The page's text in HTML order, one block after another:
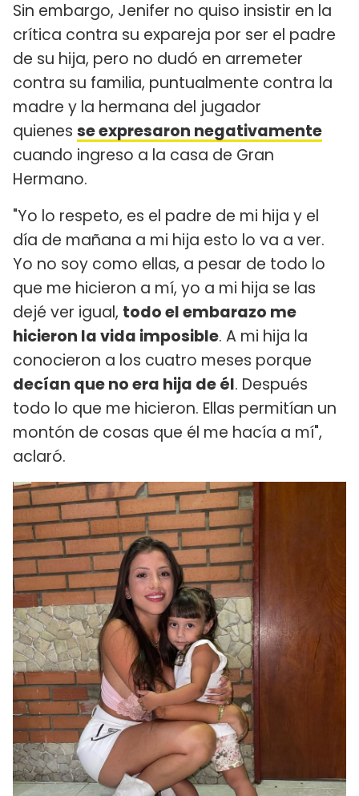
Sin embargo, Jenifer no quiso insistir en la
crítica contra su expareja por ser el padre
de su hija, pero no dudó en arremeter
contra su familia, puntualmente contra la
madre y la hermana del jugador
quienes se expresaron negativamente
cuando ingreso a la casa de Gran
Hermano.
"Yo lo respeto, es el padre de mi hija y el
día de mañana a mi hija esto lo va a ver.
Yo no soy como ellas, a pesar de todo lo
que me hicieron a mí, yo a mi hija se las
dejé ver igual, todo el embarazo me
hicieron la vida imposible. A mi hija la
conocieron a los cuatro meses porque
decían que no era hija de él. Después
todo lo que me hicieron. Ellas permitían un
montón de cosas que él me hacía a mí",
aclaró.